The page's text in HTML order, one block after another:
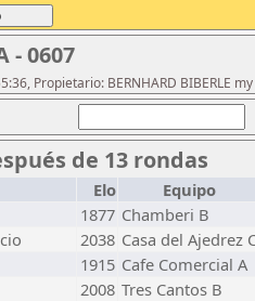
- 0607
Propietario: BERNHARD BIBERLE
de 13 rondas
Elo
Equipo
1877 Chamberi B
2038 Casa del Ajedrez
1915 Cafe Comercial A
2008 Tres Cantos B